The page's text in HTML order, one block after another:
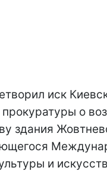
иск
прокуратуры о
здания
и